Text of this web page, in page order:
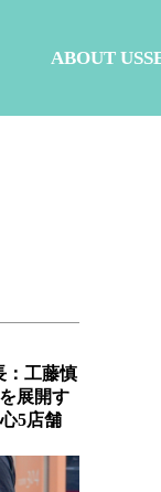
ABOUT US
：工藤慎
展開す
5店舗